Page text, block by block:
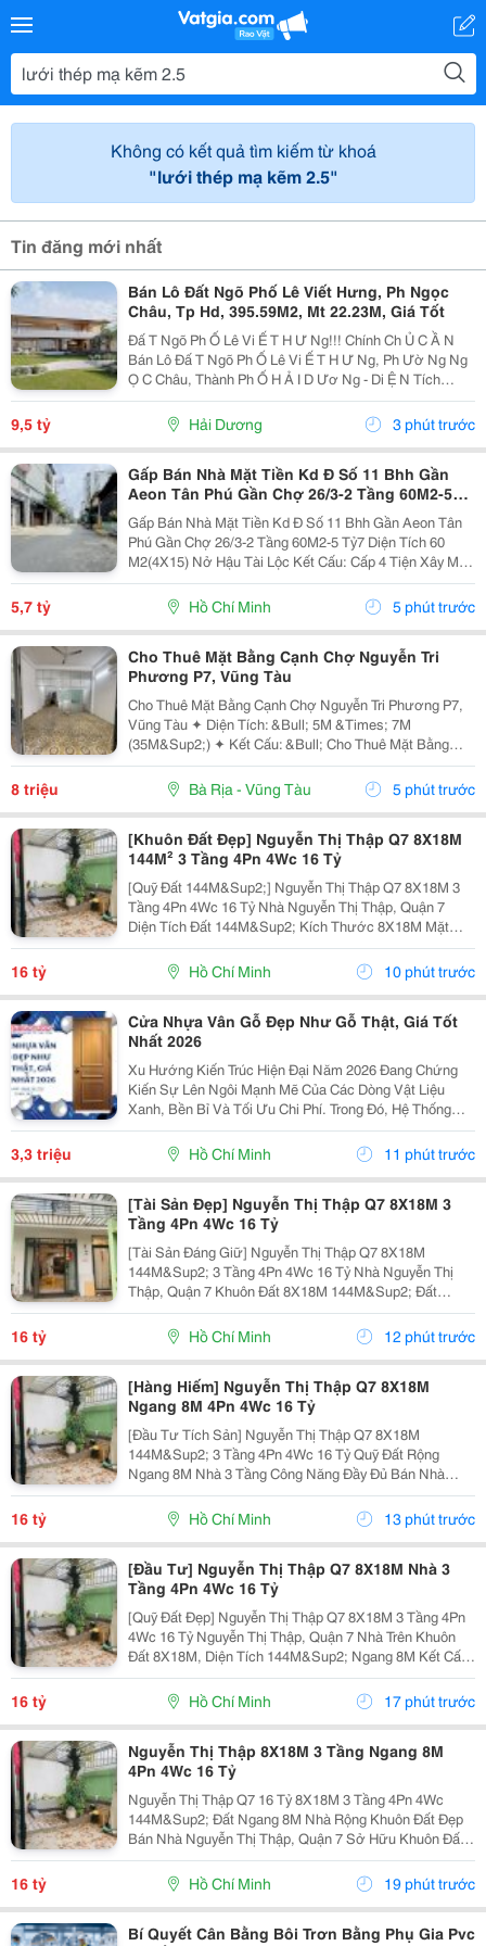
Không có kết quả tìm kiếm từ khoá
"lưới thép mạ kẽm 2.5"
Tin đăng mới nhất
Bán Lô Đất Ngõ Phố Lê Viết Hưng, Ph Ngọc
Châu, Tp Hd, 395.59M2, Mt 22.23M, Giá Tốt
Đấ T Ngõ Ph Ố Lê Vi Ế T H Ư Ng!!! Chính Ch Ủ C Ầ N
Bán Lô Đấ T Ngõ Ph Ố Lê Vi Ế T H Ư Ng, Ph Ườ Ng Ng
Ọ C Châu, Thành Ph Ố H Ả I D Ươ Ng - Di Ệ N Tích
395.59M2, M Ặ T Ti Ề N 22.23M - H Ướ Ng Nam - V Ị Trí
Đẹ P, Cách 1 Nhà Là Ra M Ặ T Ph Ố -...
9,5 tỷ Hải Dương 3 phút trước
Gấp Bán Nhà Mặt Tiền Kd Đ Số 11 Bhh Gần
Aeon Tân Phú Gần Chợ 26/3-2 Tầng 60M2-5
Tỷ7
Gấp Bán Nhà Mặt Tiền Kd Đ Số 11 Bhh Gần Aeon Tân
Phú Gần Chợ 26/3-2 Tầng 60M2-5 Tỷ7 Diện Tích 60
M2(4X15) Nở Hậu Tài Lộc Kết Cấu: Cấp 4 Tiện Xây Mới
Khu Vực Xây Cao Tầng Ở Hoặc Cho Thuê Có Dòng Tiền
Vị Trí Tuyệt Đẹp Gần Chợ 26/3 Ngay Kênh Tham...
5,7 tỷ Hồ Chí Minh 5 phút trước
Cho Thuê Mặt Bằng Cạnh Chợ Nguyễn Tri
Phương P7, Vũng Tàu
Cho Thuê Mặt Bằng Cạnh Chợ Nguyễn Tri Phương P7,
Vũng Tàu ✦ Diện Tích: &Bull; 5M &Times; 7M
(35M&Sup2;) ✦ Kết Cấu: &Bull; Cho Thuê Mặt Bằng
Tầng Trệt &Bull; Lối Đi Chung Với Chủ Nhà &Bull;
Không Ở Lại Qua Đêm ✦ Nội Thất: &Bull; Bàn Giao
8 triệu Bà Rịa - Vũng Tàu 5 phút trước
[Khuôn Đất Đẹp] Nguyễn Thị Thập Q7 8X18M
144M² 3 Tầng 4Pn 4Wc 16 Tỷ
[Quỹ Đất 144M&Sup2;] Nguyễn Thị Thập Q7 8X18M 3
Tầng 4Pn 4Wc 16 Tỷ Nhà Nguyễn Thị Thập, Quận 7
Diện Tích Đất 144M&Sup2; Kích Thước 8X18M Mặt
Ngang 8M Kết Cấu 3 Tầng 4 Phòng Ngủ &Ndash; 4
Toilet. Thông Tin Nhanh 8X18M 144M&Sup2; Đất Ngang
16 tỷ Hồ Chí Minh 10 phút trước
Cửa Nhựa Vân Gỗ Đẹp Như Gỗ Thật, Giá Tốt
Nhất 2026
Xu Hướng Kiến Trúc Hiện Đại Năm 2026 Đang Chứng
Kiến Sự Lên Ngôi Mạnh Mẽ Của Các Dòng Vật Liệu
Xanh, Bền Bỉ Và Tối Ưu Chi Phí. Trong Đó, Hệ Thống
Cửa Nhựa Vân Gỗ Chính Là Sự Lựa Chọn Hàng Đầu Để
Thay Thế Cửa Gỗ Tự Nhiên Truyền Thống. Với Công
Nghệ...
3,3 triệu Hồ Chí Minh 11 phút trước
[Tài Sản Đẹp] Nguyễn Thị Thập Q7 8X18M 3
Tầng 4Pn 4Wc 16 Tỷ
[Tài Sản Đáng Giữ] Nguyễn Thị Thập Q7 8X18M
144M&Sup2; 3 Tầng 4Pn 4Wc 16 Tỷ Nhà Nguyễn Thị
Thập, Quận 7 Khuôn Đất 8X18M 144M&Sup2; Đất
Ngang 8M Nhà 3 Tầng 4 Phòng Ngủ &Ndash; 4 Toilet.
Thông Số 8X18M 144M&Sup2; Ngang 8M 3 Tầng 4Pn
4Wc. Điểm Đáng...
16 tỷ Hồ Chí Minh 12 phút trước
[Hàng Hiếm] Nguyễn Thị Thập Q7 8X18M
Ngang 8M 4Pn 4Wc 16 Tỷ
[Đầu Tư Tích Sản] Nguyễn Thị Thập Q7 8X18M
144M&Sup2; 3 Tầng 4Pn 4Wc 16 Tỷ Quỹ Đất Rộng
Ngang 8M Nhà 3 Tầng Công Năng Đầy Đủ Bán Nhà
Nguyễn Thị Thập, Quận 7 Khuôn Đất 8X18M, Tổng Diện
Tích 144M&Sup2; Ngang 8M Kết Cấu 3 Tầng 4 Phòng
Ngủ &Ndash; 4...
16 tỷ Hồ Chí Minh 13 phút trước
[Đầu Tư] Nguyễn Thị Thập Q7 8X18M Nhà 3
Tầng 4Pn 4Wc 16 Tỷ
[Quỹ Đất Đẹp] Nguyễn Thị Thập Q7 8X18M 3 Tầng 4Pn
4Wc 16 Tỷ Nguyễn Thị Thập, Quận 7 Nhà Trên Khuôn
Đất 8X18M, Diện Tích 144M&Sup2; Ngang 8M Kết Cấu
3 Tầng 4 Phòng Ngủ &Ndash; 4 Toilet. Thông Số 8X18M
144M&Sup2; Ngang 8M 3 Tầng 4Pn 4Wc. Lợi Thế...
16 tỷ Hồ Chí Minh 17 phút trước
Nguyễn Thị Thập 8X18M 3 Tầng Ngang 8M
4Pn 4Wc 16 Tỷ
Nguyễn Thị Thập Q7 16 Tỷ 8X18M 3 Tầng 4Pn 4Wc
144M&Sup2; Đất Ngang 8M Nhà Rộng Khuôn Đất Đẹp
Bán Nhà Nguyễn Thị Thập, Quận 7 Sở Hữu Khuôn Đất
8X18M, Tổng Diện Tích 144M&Sup2; Nhà Xây 3 Tầng
Gồm 4 Phòng Ngủ, 4 Toilet. Thông Tin Nhà Diện Tích:...
16 tỷ Hồ Chí Minh 19 phút trước
Bí Quyết Cân Bằng Bôi Trơn Bằng Phụ Gia Pvc